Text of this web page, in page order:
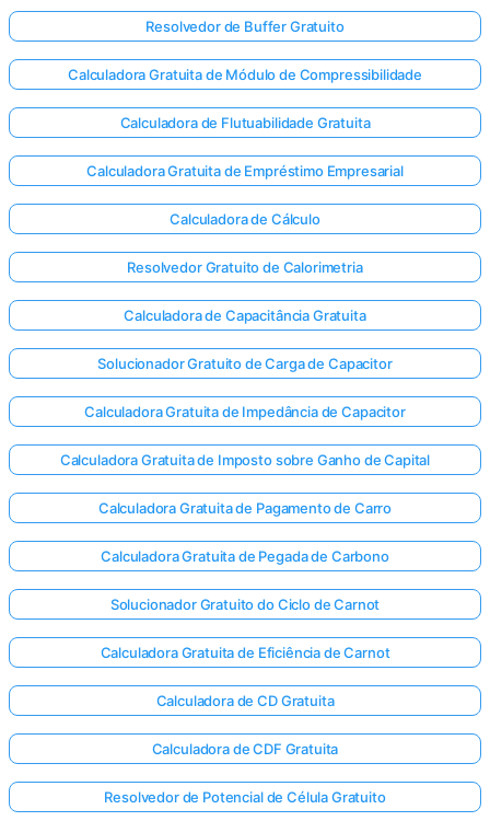
Resolvedor de Buffer Gratuito
Calculadora Gratuita de Módulo de Compressibilidade
Calculadora de Flutuabilidade Gratuita
Calculadora Gratuita de Empréstimo Empresarial
Calculadora de Cálculo
Resolvedor Gratuito de Calorimetria
Calculadora de Capacitância Gratuita
Solucionador Gratuito de Carga de Capacitor
Calculadora Gratuita de Impedância de Capacitor
Calculadora Gratuita de Imposto sobre Ganho de Capital
Calculadora Gratuita de Pagamento de Carro
Calculadora Gratuita de Pegada de Carbono
Solucionador Gratuito do Ciclo de Carnot
Calculadora Gratuita de Eficiência de Carnot
Calculadora de CD Gratuita
Calculadora de CDF Gratuita
Resolvedor de Potencial de Célula Gratuito